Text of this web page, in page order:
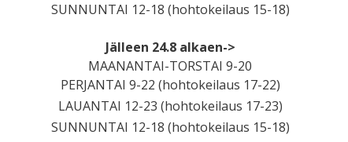
SUNNUNTAI 12-18 (hohtokeilaus 15-18)
Jälleen 24.8 alkaen->
MAANANTAI-TORSTAI 9-20
PERJANTAI 9-22 (hohtokeilaus 17-22)
LAUANTAI 12-23 (hohtokeilaus 17-23)
SUNNUNTAI 12-18 (hohtokeilaus 15-18)